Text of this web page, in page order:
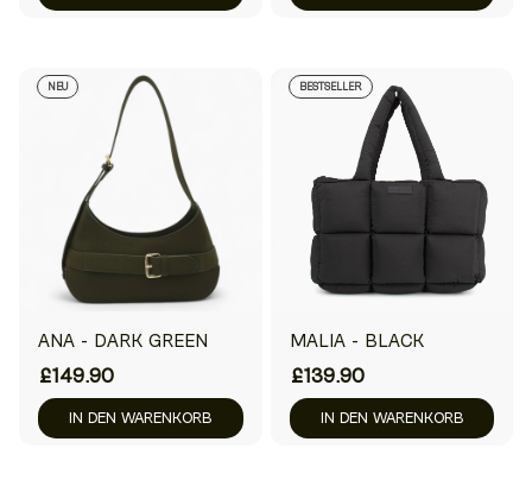
NEU
ANA - DARK GREEN
£149.90
IN DEN WARENKORB
BESTSELLER
MALIA - BLACK
£139.90
IN DEN WARENKORB